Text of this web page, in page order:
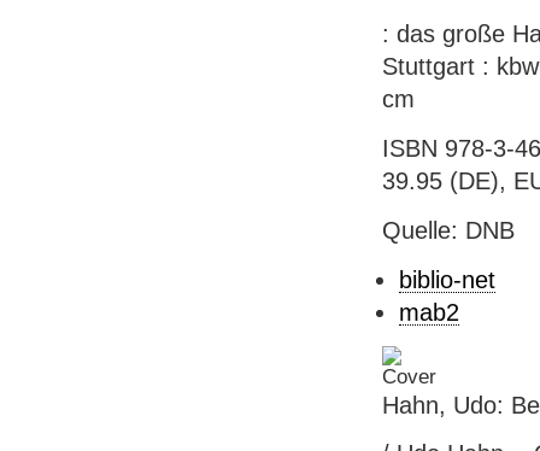
: das große
Stuttgart :
cm
ISBN 978-3-
39.95 (DE),
Quelle: DNB
biblio-net
mab2
Hahn, Udo: